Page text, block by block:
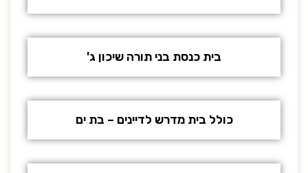
בית כנסת בני תורה שיכון ג'
כולל בית מדרש לדיינים – בת ים